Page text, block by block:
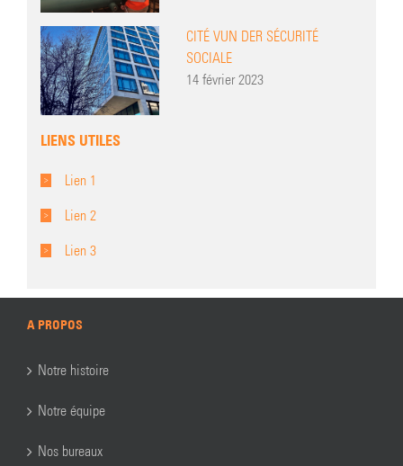
CITÉ VUN DER SÉCURITÉ
SOCIALE
14 février 2023
LIENS UTILES
Lien 1
Lien 2
Lien 3
A PROPOS
Notre histoire
Notre équipe
Nos bureaux